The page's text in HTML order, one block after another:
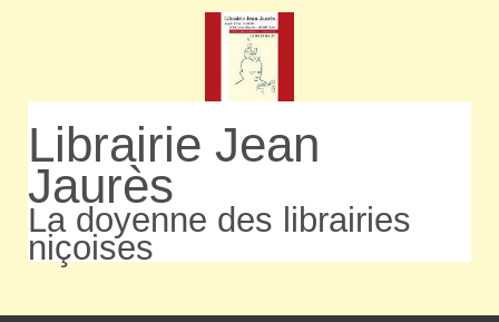
Librairie Jean
Jaurès
La doyenne des librairies
niçoises